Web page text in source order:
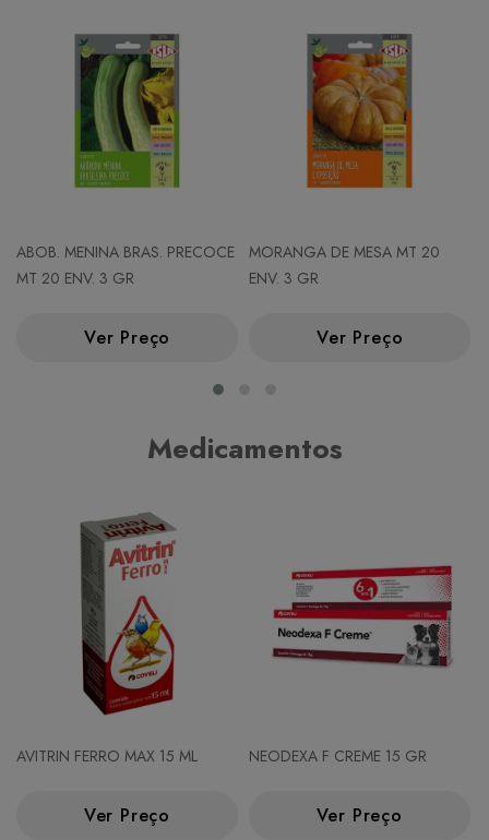
ABOB. MENINA BRAS. PRECOCE
MT 20 ENV. 3 GR
Ver Preço
MORANGA DE MESA MT 20
ENV. 3 GR
Ver Preço
Medicamentos
AVITRIN FERRO MAX 15 ML
Ver Preço
NEODEXA F CREME 15 GR
Ver Preço